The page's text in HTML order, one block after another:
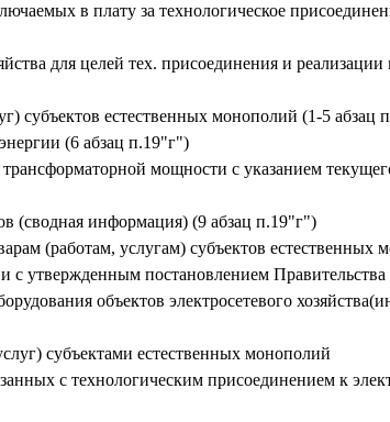
в плату за технологическое
для целей тех. присоединения и
субъектов естественных монополий (1-5 абзац
(6 абзац п.19"г")
мощности с указанием
(сводная информация) (9 абзац п.19"г")
(работам, услугам) субъектов естественных
с утвержденным постановлением
объектов электросетевого
субъектами естественных монополий
с технологическим присоединением к